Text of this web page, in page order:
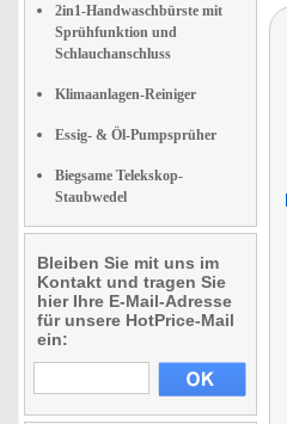
2in1-Handwaschbürste mit
Sprühfunktion und
Schlauchanschluss
Klimaanlagen-Reiniger
Essig- & Öl-Pumpsprüher
Biegsame Telekskop-
Staubwedel
Bleiben Sie mit uns im
Kontakt und tragen Sie
hier Ihre E-Mail-Adresse
für unsere HotPrice-Mail
ein: